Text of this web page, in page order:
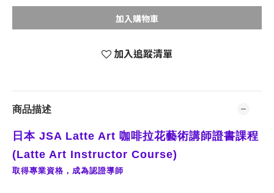
加入購物車
加入追蹤清單
商品描述
日本 JSA Latte Art 咖啡拉花藝術講師證書課程
(Latte Art Instructor Course)
取得專業資格， 成為認證導師